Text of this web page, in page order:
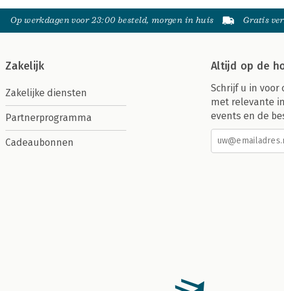
Op werkdagen voor 23:00 besteld, morgen in huis Gratis
Zakelijk
Zakelijke diensten
Partnerprogramma
Cadeaubonnen
Altijd op de
Schrijf u in voor
met relevante
events en de